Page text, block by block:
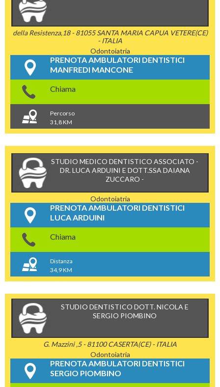
della Resistenza,18 - 81055 SANTA MARIA CAPUA VETERE(CE)
- ITALIA
Odontoiatria
PRENOTA AMBULATORI DENTISTICI
MANFREDI MANCONE
Chiama
Percorso
31,8 KM
STUDIO MEDICO DENTISTICO ASSOCIATO -
DR. LUCA ARDUINI E DOTT.SSA DAIANA
ZUCCARO -
Odontoiatria
PRENOTA AMBULATORI DENTISTICI
LUCA ARDUINI
Chiama
Distanza
34,9 KM
STUDIO DENTISTICO DOTT. NICOLA E
SERGIO PIOMBINO
G. Mazzini ,5 - 81100 CASERTA(CE) - ITALIA
Odontoiatria
PRENOTA AMBULATORI DENTISTICI
SERGIO PIOMBINO